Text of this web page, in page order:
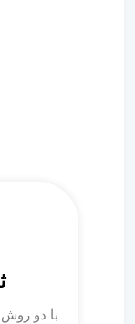
با دو روش